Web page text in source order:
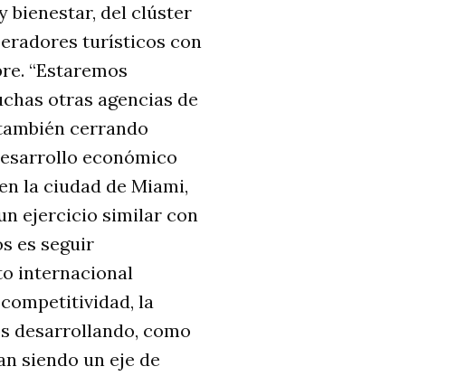
bienestar, del clúster
turísticos con
“Estaremos
otras agencias de
cerrando
económico
la ciudad de Miami,
ejercicio similar con
es seguir
internacional
la
desarrollando, como
siendo un eje de